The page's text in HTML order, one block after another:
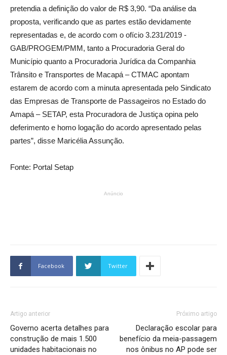
pretendia a definição do valor de R$ 3,90. “Da análise da
proposta, verificando que as partes estão devidamente
representadas e, de acordo com o ofício 3.231/2019 -
GAB/PROGEM/PMM, tanto a Procuradoria Geral do
Município quanto a Procuradoria Jurídica da Companhia
Trânsito e Transportes de Macapá – CTMAC apontam
estarem de acordo com a minuta apresentada pelo Sindicato
das Empresas de Transporte de Passageiros no Estado do
Amapá – SETAP, esta Procuradora de Justiça opina pelo
deferimento e homo logação do acordo apresentado pelas
partes”, disse Maricélia Assunção.
Fonte: Portal Setap
Anúncio
Facebook Twitter
Artigo anterior
Governo acerta detalhes para
construção de mais 1.500
unidades habitacionais no
Próximo artigo
Declaração escolar para
benefício da meia-passagem
nos ônibus no AP pode ser